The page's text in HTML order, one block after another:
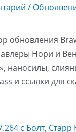
/
обновления
Нори и
наносилы,
и ссылки для